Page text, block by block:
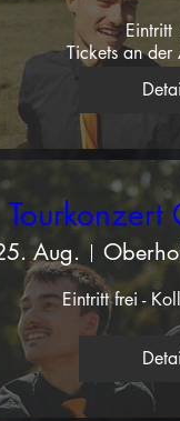
Tickets an der
Aug.
Eintritt frei -